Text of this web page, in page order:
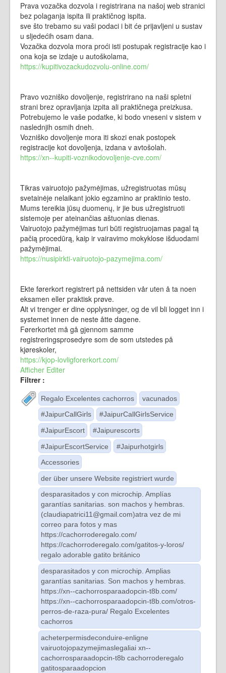
Prava vozačka dozvola i registrirana na našoj web stranici
bez polaganja ispita ili praktičnog ispita.
sve što trebamo su vaši podaci i bit će prijavljeni u sustav
u sljedećih osam dana.
Vozačka dozvola mora proći isti postupak registracije kao i
ona koja se izdaje u autoškolama,
https://kupitivozackudozvolu-online.com/
Pravo vozniško dovoljenje, registrirano na naši spletni
strani brez opravljanja izpita ali praktičnega preizkusa.
Potrebujemo le vaše podatke, ki bodo vneseni v sistem v
naslednjih osmih dneh.
Vozniško dovoljenje mora iti skozi enak postopek
registracije kot dovoljenja, izdana v avtošolah.
https://xn--kupiti-voznikodovoljenje-cve.com/
Tikras vairuotojo pažymėjimas, užregistruotas mūsų
svetainėje nelaikant jokio egzamino ar praktinio testo.
Mums tereikia jūsų duomenų, ir jie bus užregistruoti
sistemoje per ateinančias aštuonias dienas.
Vairuotojo pažymėjimas turi būti registruojamas pagal tą
pačią procedūrą, kaip ir vairavimo mokyklose išduodami
pažymėjimai.
https://nusipirkti-vairuotojo-pazymejima.com/
Ekte førerkort registrert på nettsiden vår uten å ta noen
eksamen eller praktisk prøve.
Alt vi trenger er dine opplysninger, og de vil bli logget inn i
systemet innen de neste åtte dagene.
Førerkortet må gå gjennom samme
registreringsprosedyre som de som utstedes på
kjøreskoler,
https://kjop-lovligforerkort.com/
Afficher Editer
Filtrer :
Regalo Excelentes cachorros
vacunados
#JaipurCallGirls
#JaipurCallGirlsService
#JaipurEscort
#Jaipurescorts
#JaipurEscortService
#Jaipurhotgirls
Accessories
der über unsere Website registriert wurde
desparasitados y con microchip. Amplías
garantías sanitarias. son machos y hembras.
(claudiapatrici11@gmail.com)atra vez de mi
correo para fotos y mas
https://cachorroderegalo.com/
https://cachorroderegalo.com/gatitos-y-loros/
regalo adorable gatito británico
desparasitados y con microchip. Amplias
garantías sanitarias. Son machos y hembras.
https://xn--cachorrosparaadopcin-t8b.com/
https://xn--cachorrosparaadopcin-t8b.com/otros-
perros-de-raza-pura/ Regalo Excelentes
cachorros
acheterpermisdeconduire-enligne
vairuotojopazymejimaslegaliai xn--
cachorrosparaadopcin-t8b cachorroderegalo
gatitosparaadopcion